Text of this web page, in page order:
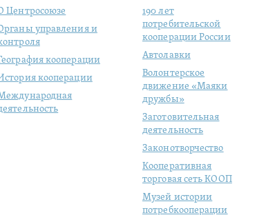
Центросоюзе
управления и
кооперации
кооперации
190 лет
потребительской
кооперации России
Автолавки
Волонтерское
движение «Маяки
дружбы»
Заготовительная
деятельность
Законотворчество
Кооперативная
торговая сеть КООП
Музей истории
потребкооперации